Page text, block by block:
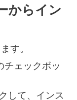
からイン
す。
チェックボッ
して、インス